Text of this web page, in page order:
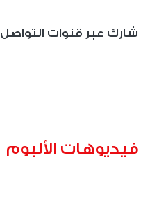
شارك عبر قنوات التواصل
فيديوهات الألبوم